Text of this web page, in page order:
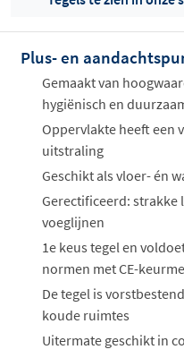
Offertes
ophalen...
Plus- en
Gemaakt van
hygiënisch en
Oppervlakte heeft een
uitstraling
Geschikt als vloer- én
Gerectificeerd: strakke
voeglijnen
1e keus tegel en
normen met CE-
De tegel is
koude ruimtes
Uitermate geschikt in